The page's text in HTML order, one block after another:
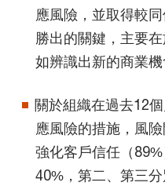
應風險，並取得較
勝出的關鍵，主要
如辨識出新的商業機
關於組織在過去12
應風險的措施，風
強化客戶信任（
40%，第二、第三